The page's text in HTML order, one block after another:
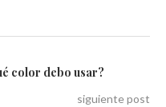
color debo usar?
siguiente post